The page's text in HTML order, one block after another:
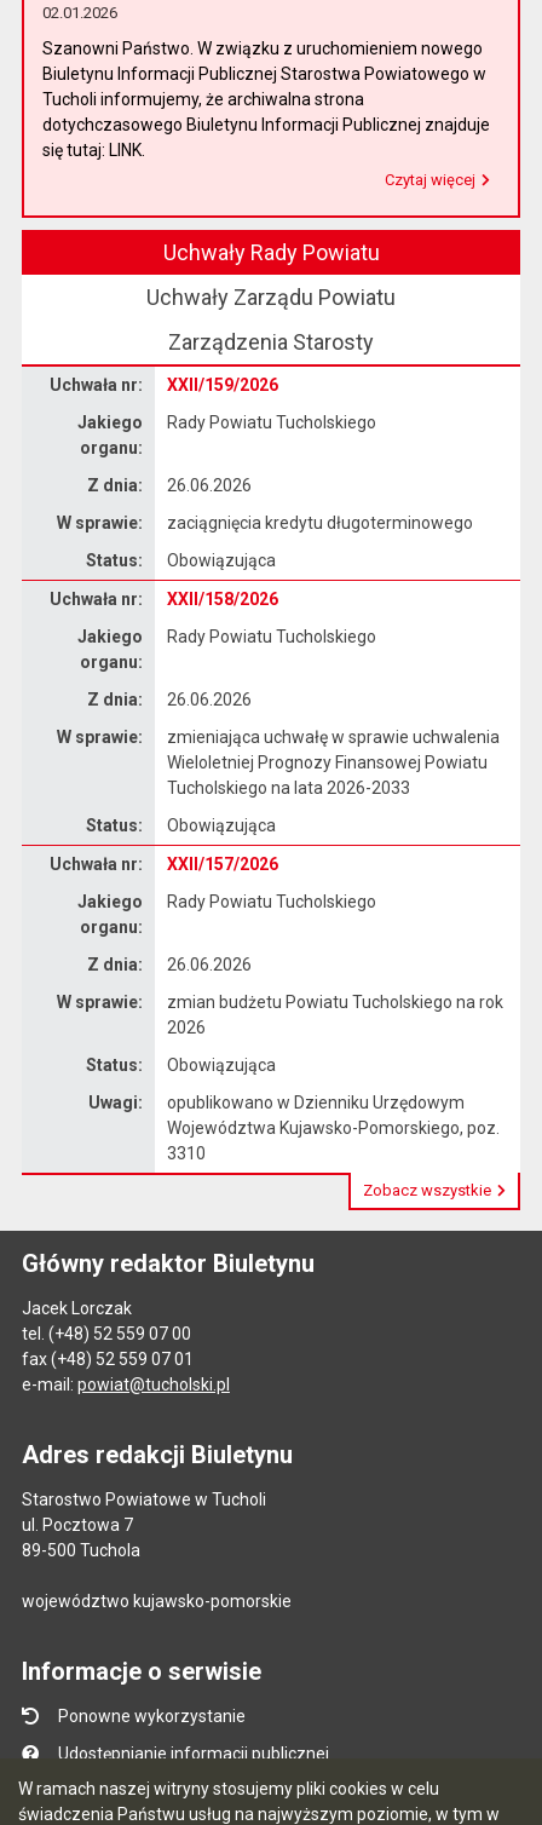
W ramach naszej witryny stosujemy pliki cookies w celu
świadczenia Państwu usług na najwyższym poziomie, w tym w
02.01.2026
Szanowni Państwo. W związku z uruchomieniem nowego
Biuletynu Informacji Publicznej Starostwa Powiatowego w
Tucholi informujemy, że archiwalna strona
dotychczasowego Biuletynu Informacji Publicznej znajduje
się tutaj: LINK.
Czytaj więcej
Uchwały Rady Powiatu
Uchwały Zarządu Powiatu
Zarządzenia Starosty
Uchwała nr:
XXII/159/2026
Jakiego
organu:
Rady Powiatu Tucholskiego
Z dnia:
26.06.2026
W sprawie:
zaciągnięcia kredytu długoterminowego
Status:
Obowiązująca
Uchwała nr:
XXII/158/2026
Jakiego
organu:
Rady Powiatu Tucholskiego
Z dnia:
26.06.2026
W sprawie:
zmieniająca uchwałę w sprawie uchwalenia
Wieloletniej Prognozy Finansowej Powiatu
Tucholskiego na lata 2026-2033
Status:
Obowiązująca
Uchwała nr:
XXII/157/2026
Jakiego
organu:
Rady Powiatu Tucholskiego
Z dnia:
26.06.2026
W sprawie:
zmian budżetu Powiatu Tucholskiego na rok
2026
Status:
Obowiązująca
Uwagi:
opublikowano w Dzienniku Urzędowym
Województwa Kujawsko-Pomorskiego, poz.
3310
Zobacz wszystkie
Główny redaktor Biuletynu
Jacek Lorczak
tel. (+48) 52 559 07 00
fax (+48) 52 559 07 01
e-mail: powiat@tucholski.pl
Adres redakcji Biuletynu
Starostwo Powiatowe w Tucholi
ul. Pocztowa 7
89-500 Tuchola
województwo kujawsko-pomorskie
Informacje o serwisie
Ponowne wykorzystanie
Udostępnianie informacji publicznej
Mapa serwisu